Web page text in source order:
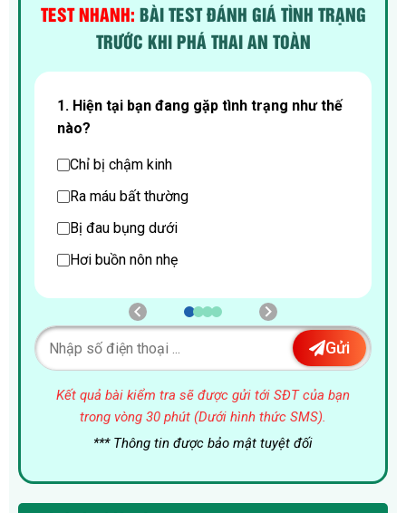
TEST NHANH: BÀI TEST ĐÁNH GIÁ TÌNH TRẠNG
TRƯỚC KHI PHÁ THAI AN TOÀN
1. Hiện tại bạn đang gặp tình trạng như thế
nào?
Chỉ bị chậm kinh
Ra máu bất thường
Bị đau bụng dưới
Hơi buồn nôn nhẹ
Gửi
Kết quả bài kiểm tra sẽ được gửi tới SĐT của bạn
trong vòng 30 phút (Dưới hình thức SMS).
*** Thông tin được bảo mật tuyệt đối